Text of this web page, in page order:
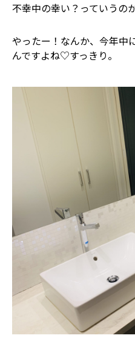
不幸中の幸い？っていうの
やったー！なんか、今年中
んですよね♡すっきり。